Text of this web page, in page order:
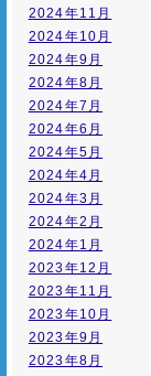
2024年11月
2024年10月
2024年9月
2024年8月
2024年7月
2024年6月
2024年5月
2024年4月
2024年3月
2024年2月
2024年1月
2023年12月
2023年11月
2023年10月
2023年9月
2023年8月